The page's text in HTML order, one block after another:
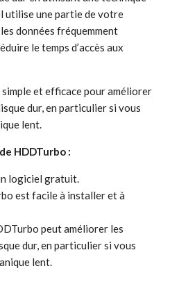
utilise une partie de votre
données fréquemment
le temps d’accès aux
et efficace pour améliorer
dur, en particulier si vous
lent.
HDDTurbo :
logiciel gratuit.
est facile à installer et à
peut améliorer les
dur, en particulier si vous
lent.